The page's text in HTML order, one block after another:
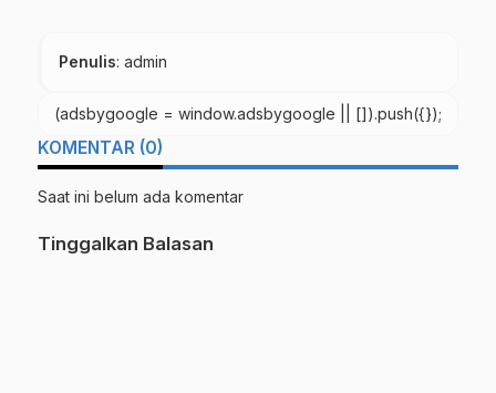
Penulis: admin
(adsbygoogle = window.adsbygoogle || []).push({});
KOMENTAR (0)
Saat ini belum ada komentar
Tinggalkan Balasan